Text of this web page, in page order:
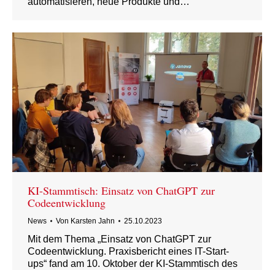
KI-Stammtisch: Einsatz von ChatGPT zur
Codeentwicklung
News Von Karsten Jahn 25.10.2023
Mit dem Thema „Einsatz von ChatGPT zur
Codeentwicklung. Praxisbericht eines IT-Start-
ups“ fand am 10. Oktober der KI-Stammtisch des